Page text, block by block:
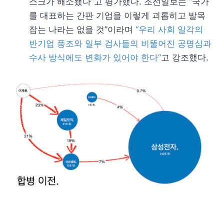
를 대표하는 간판 기업을 이렇게 괴롭히고 발목
잡는 나라는 없을 것”이라며 “우리 사회 일각의
반기업 풍조와 일부 검사들의 비뚤어진 공명심과
수사 방식에도 변화가 있어야 한다”고 강조했다.